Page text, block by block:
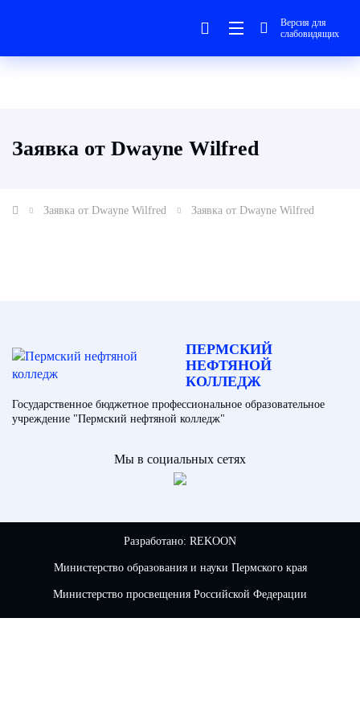
Версия для
слабовидящих
Заявка от Dwayne Wilfred
Заявка от Dwayne Wilfred Заявка от Dwayne Wilfred
ПЕРМСКИЙ
НЕФТЯНОЙ
КОЛЛЕДЖ
Государственное бюджетное профессиональное образовательное
учреждение "Пермский нефтяной колледж"
Мы в социальных сетях
Разработано: REKOON
Министерство образования и науки Пермского края
Министерство просвещения Российской Федерации